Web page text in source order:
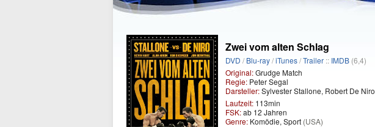
Zwei vom alten Schlag
DVD /Blu-ray/iTunes/Trailer :: IMDB (6,4)
Original:Grudge Match
Regie: Peter Segal
Darsteller:Sylvester Stallone, Robert De Niro
Laufzeit: 113min
FSK:ab 12 Jahren
Genre: Komödie, Sport (USA)